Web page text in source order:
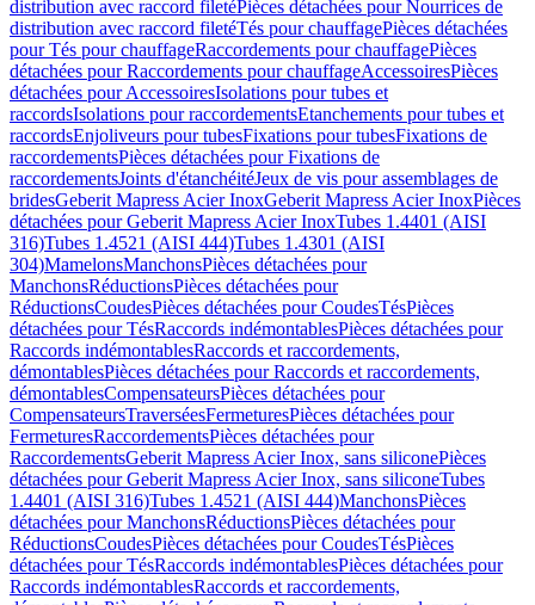
distribution avec raccord filetéPièces détachées pour Nourrices de
distribution avec raccord filetéTés pour chauffagePièces détachées
pour Tés pour chauffageRaccordements pour chauffagePièces
détachées pour Raccordements pour chauffageAccessoiresPièces
détachées pour AccessoiresIsolations pour tubes et
raccordsIsolations pour raccordementsEtanchements pour tubes et
raccordsEnjoliveurs pour tubesFixations pour tubesFixations de
raccordementsPièces détachées pour Fixations de
raccordementsJoints d'étanchéitéJeux de vis pour assemblages de
bridesGeberit Mapress Acier InoxGeberit Mapress Acier InoxPièces
détachées pour Geberit Mapress Acier InoxTubes 1.4401 (AISI
316)Tubes 1.4521 (AISI 444)Tubes 1.4301 (AISI
304)MamelonsManchonsPièces détachées pour
ManchonsRéductionsPièces détachées pour
RéductionsCoudesPièces détachées pour CoudesTésPièces
détachées pour TésRaccords indémontablesPièces détachées pour
Raccords indémontablesRaccords et raccordements,
démontablesPièces détachées pour Raccords et raccordements,
démontablesCompensateursPièces détachées pour
CompensateursTraverséesFermeturesPièces détachées pour
FermeturesRaccordementsPièces détachées pour
RaccordementsGeberit Mapress Acier Inox, sans siliconePièces
détachées pour Geberit Mapress Acier Inox, sans siliconeTubes
1.4401 (AISI 316)Tubes 1.4521 (AISI 444)ManchonsPièces
détachées pour ManchonsRéductionsPièces détachées pour
RéductionsCoudesPièces détachées pour CoudesTésPièces
détachées pour TésRaccords indémontablesPièces détachées pour
Raccords indémontablesRaccords et raccordements,